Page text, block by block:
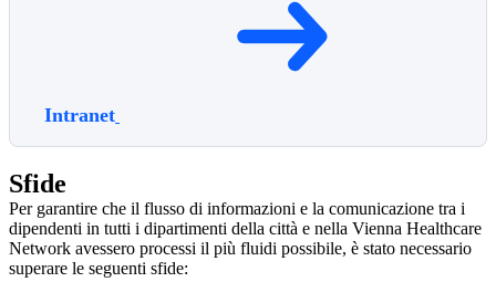
Intranet
Sfide
Per garantire che il flusso di informazioni e la comunicazione tra i
dipendenti in tutti i dipartimenti della città e nella Vienna Healthcare
Network avessero processi il più fluidi possibile, è stato necessario
superare le seguenti sfide: